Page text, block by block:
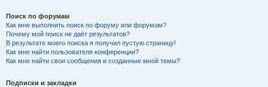
Поиск по форумам
Как мне выполнить поиск по форуму или форумам?
Почему мой поиск не даёт результатов?
В результате моего поиска я получил пустую страницу!
Как мне найти пользователя конференции?
Как мне найти свои сообщения и созданные мной темы?
Подписки и закладки